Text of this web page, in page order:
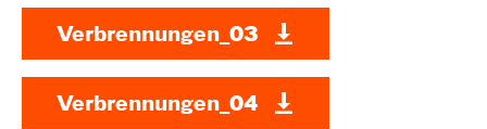
Verbrennungen_03
Verbrennungen_04